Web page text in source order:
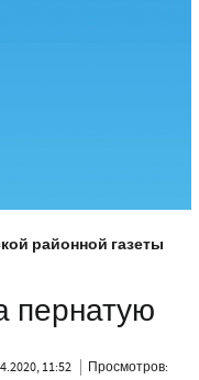
районной газеты
пернатую
11:52
Просмотров: